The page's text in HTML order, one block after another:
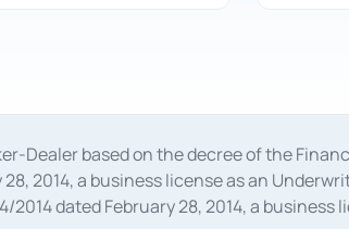
Dealer based on the decree of the
2014, a business license as an
2014 dated February 28, 2014, a